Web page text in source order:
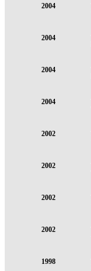
2004
2004
2004
2004
2002
2002
2002
2002
1998